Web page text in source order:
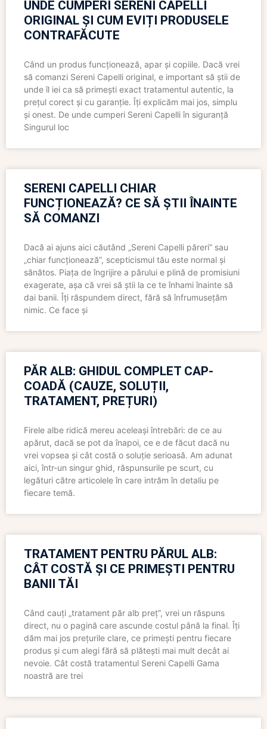
UNDE CUMPERI SERENI CAPELLI
ORIGINAL ȘI CUM EVIȚI PRODUSELE
CONTRAFĂCUTE
Când un produs funcționează, apar și copiile. Dacă vrei
să comanzi Sereni Capelli original, e important să știi de
unde îl iei ca să primești exact tratamentul autentic, la
prețul corect și cu garanție. Îți explicăm mai jos, simplu
și onest. De unde cumperi Sereni Capelli în siguranță
Singurul loc
SERENI CAPELLI CHIAR
FUNCȚIONEAZĂ? CE SĂ ȘTII ÎNAINTE
SĂ COMANZI
Dacă ai ajuns aici căutând „Sereni Capelli păreri” sau
„chiar funcționează”, scepticismul tău este normal și
sănătos. Piața de îngrijire a părului e plină de promisiuni
exagerate, așa că vrei să știi la ce te înhami înainte să
dai banii. Îți răspundem direct, fără să înfrumusețăm
nimic. Ce face și
PĂR ALB: GHIDUL COMPLET CAP-
COADĂ (CAUZE, SOLUȚII,
TRATAMENT, PREȚURI)
Firele albe ridică mereu aceleași întrebări: de ce au
apărut, dacă se pot da înapoi, ce e de făcut dacă nu
vrei vopsea și cât costă o soluție serioasă. Am adunat
aici, într-un singur ghid, răspunsurile pe scurt, cu
legături către articolele în care intrăm în detaliu pe
fiecare temă.
TRATAMENT PENTRU PĂRUL ALB:
CÂT COSTĂ ȘI CE PRIMEȘTI PENTRU
BANII TĂI
Când cauți „tratament păr alb preț”, vrei un răspuns
direct, nu o pagină care ascunde costul până la final. Îți
dăm mai jos prețurile clare, ce primești pentru fiecare
produs și cum alegi fără să plătești mai mult decât ai
nevoie. Cât costă tratamentul Sereni Capelli Gama
noastră are trei